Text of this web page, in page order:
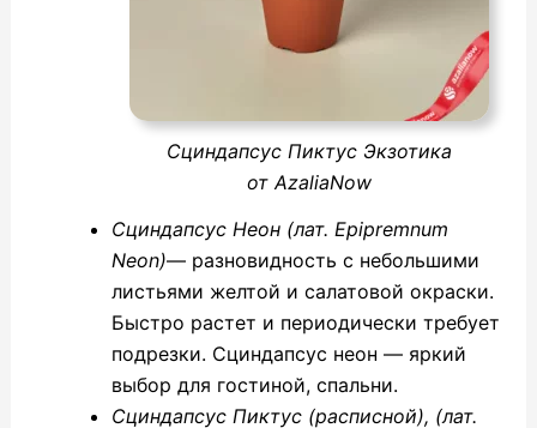
Сциндапсус Пиктус Экзотика
от AzaliaNow
Сциндапсус Неон (лат. Epipremnum
Neon)— разновидность с небольшими
листьями желтой и салатовой окраски.
Быстро растет и периодически требует
подрезки. Сциндапсус неон — яркий
выбор для гостиной, спальни.
Сциндапсус Пиктус (расписной), (лат.